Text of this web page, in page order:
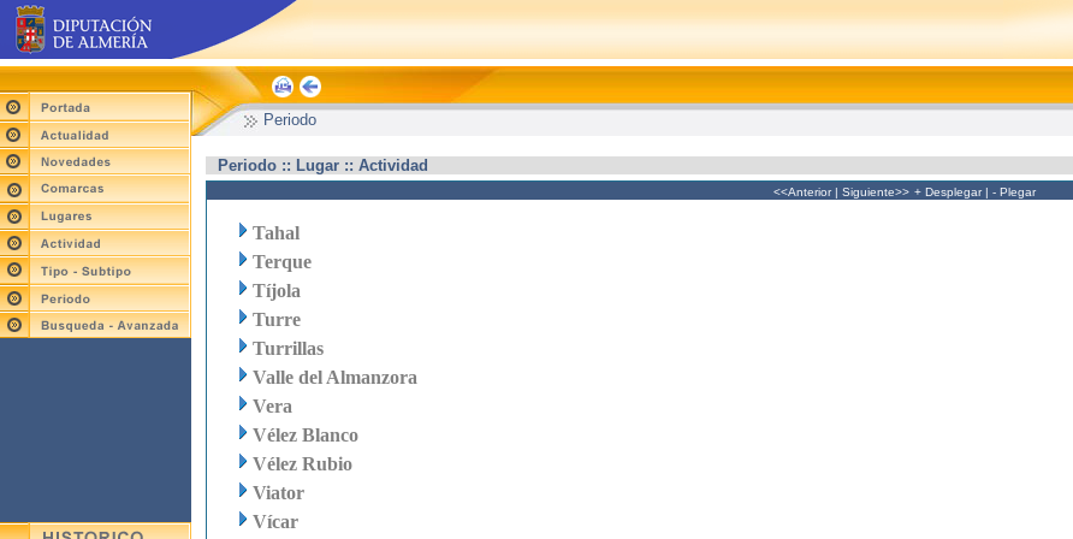
Periodo
Periodo :: Lugar :: Actividad
<<Anterior| Siguiente>> + Desplegar| - Plegar
Tahal
Terque
Tíjola
Turre
Turrillas
Valle del Almanzora
Vera
Vélez Blanco
Vélez Rubio
Viator
Vícar